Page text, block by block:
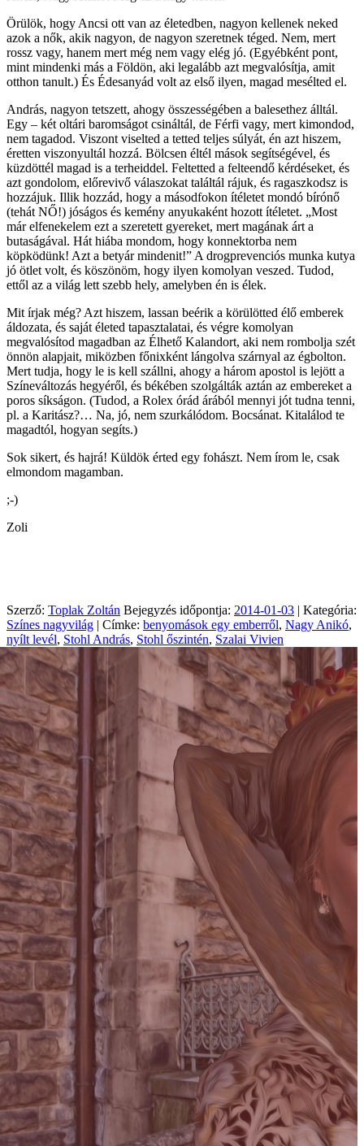
Örülök, hogy Ancsi ott van az életedben, nagyon kellenek neked
azok a nők, akik nagyon, de nagyon szeretnek téged. Nem, mert
rossz vagy, hanem mert még nem vagy elég jó. (Egyébként pont,
mint mindenki más a Földön, aki legalább azt megvalósítja, amit
otthon tanult.) És Édesanyád volt az első ilyen, magad mesélted el.
András, nagyon tetszett, ahogy összességében a balesethez álltál.
Egy – két oltári baromságot csináltál, de Férfi vagy, mert kimondod,
nem tagadod. Viszont viselted a tetted teljes súlyát, én azt hiszem,
éretten viszonyultál hozzá. Bölcsen éltél mások segítségével, és
küzdöttél magad is a terheiddel. Feltetted a felteendő kérdéseket, és
azt gondolom, előrevivő válaszokat találtál rájuk, és ragaszkodsz is
hozzájuk. Illik hozzád, hogy a másodfokon ítéletet mondó bírónő
(tehát NŐ!) jóságos és kemény anyukaként hozott ítéletet. „Most
már elfenekelem ezt a szeretett gyereket, mert magának árt a
butaságával. Hát hiába mondom, hogy konnektorba nem
köpködünk! Azt a betyár mindenit!” A drogprevenciós munka kutya
jó ötlet volt, és köszönöm, hogy ilyen komolyan veszed. Tudod,
ettől az a világ lett szebb hely, amelyben én is élek.
Mit írjak még? Azt hiszem, lassan beérik a körülötted élő emberek
áldozata, és saját életed tapasztalatai, és végre komolyan
megvalósítod magadban az Élhető Kalandort, aki nem rombolja szét
önnön alapjait, miközben főnixként lángolva szárnyal az égbolton.
Mert tudja, hogy le is kell szállni, ahogy a három apostol is lejött a
Színeváltozás hegyéről, és békében szolgálták aztán az embereket a
poros síkságon. (Tudod, a Rolex órád árából mennyi jót tudna tenni,
pl. a Karitász?… Na, jó, nem szurkálódom. Bocsánat. Kitalálod te
magadtól, hogyan segíts.)
Sok sikert, és hajrá! Küldök érted egy fohászt. Nem írom le, csak
elmondom magamban.
;-)
Zoli
Szerző: Toplak Zoltán Bejegyzés időpontja: 2014-01-03 | Kategória:
Színes nagyvilág | Címke: benyomások egy emberről, Nagy Anikó,
nyílt levél, Stohl András, Stohl őszintén, Szalai Vivien